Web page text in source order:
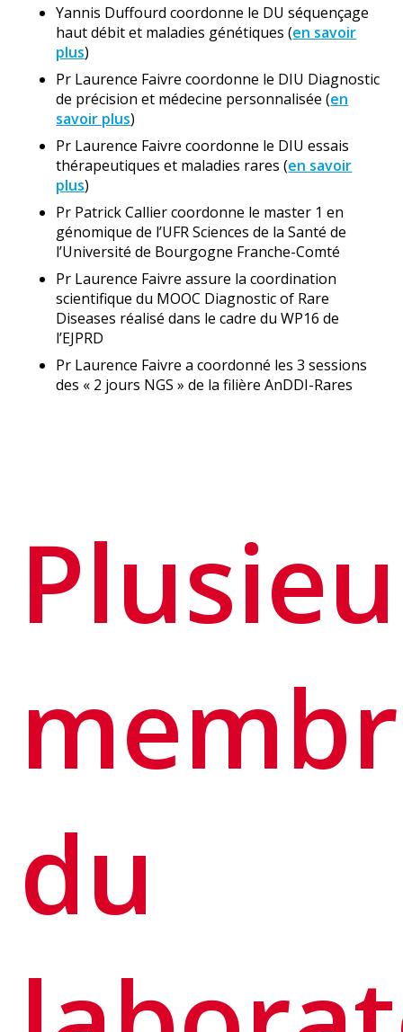
Yannis Duffourd coordonne le DU séquençage
haut débit et maladies génétiques (en savoir
plus)
Pr Laurence Faivre coordonne le DIU Diagnostic
de précision et médecine personnalisée (en
savoir plus)
Pr Laurence Faivre coordonne le DIU essais
thérapeutiques et maladies rares (en savoir
plus)
Pr Patrick Callier coordonne le master 1 en
génomique de l’UFR Sciences de la Santé de
l’Université de Bourgogne Franche-Comté
Pr Laurence Faivre assure la coordination
scientifique du MOOC Diagnostic of Rare
Diseases réalisé dans le cadre du WP16 de
l’EJPRD
Pr Laurence Faivre a coordonné les 3 sessions
des « 2 jours NGS » de la filière AnDDI-Rares
du